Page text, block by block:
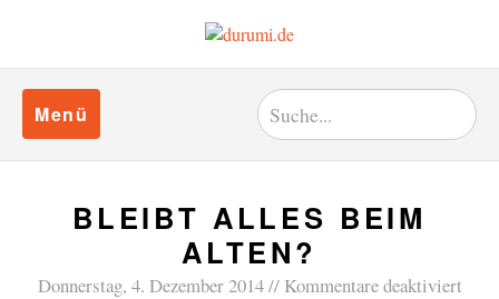
Menü
BLEIBT ALLES BEIM
ALTEN?
Donnerstag, 4. Dezember 2014 Kommentare deaktiviert